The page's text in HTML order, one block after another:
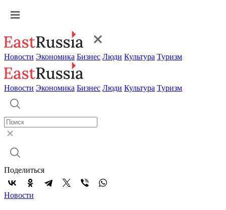
Новости Экономика Бизнес Люди Культура Туризм
Новости Экономика Бизнес Люди Культура Туризм
Поделиться
Новости